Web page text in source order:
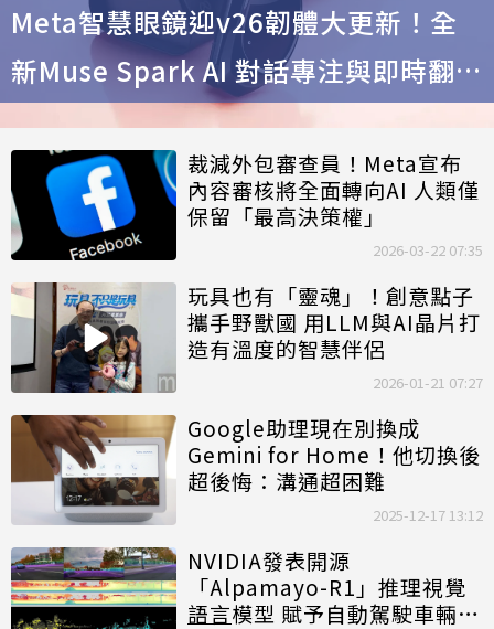
Meta智慧眼鏡迎v26韌體大更新！全
新Muse Spark AI 對話專注與即時翻譯
迎來華語支援
裁減外包審查員！Meta宣布
內容審核將全面轉向AI 人類僅
保留「最高決策權」
2026-03-22 07:35
玩具也有「靈魂」！創意點子
攜手野獸國 用LLM與AI晶片打
造有溫度的智慧伴侶
2026-01-21 07:27
Google助理現在別換成
Gemini for Home！他切換後
超後悔：溝通超困難
2025-12-17 13:12
NVIDIA發表開源
「Alpamayo-R1」推理視覺
語言模型 賦予自動駕駛車輛